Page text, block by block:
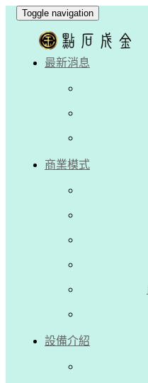
Toggle navigation
最新消息
商業模式
設備介紹